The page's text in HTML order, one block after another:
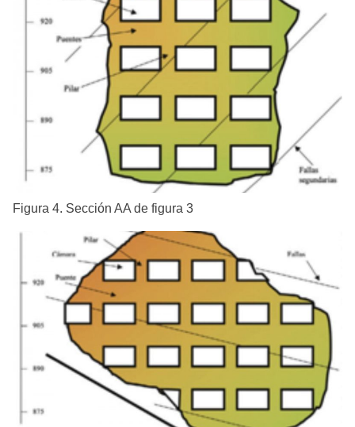
Figura 4. Sección AA de figura 3